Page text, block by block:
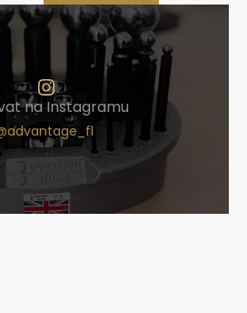
na Instagramu